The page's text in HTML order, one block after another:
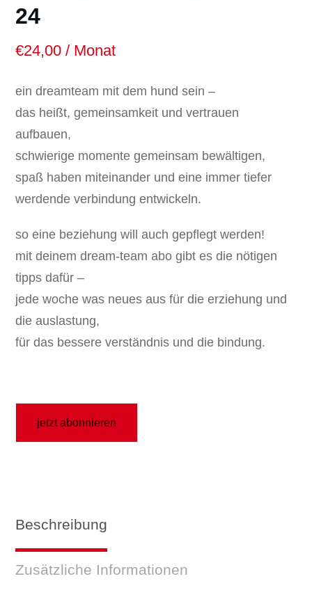
24
€24,00 / Monat
ein dreamteam mit dem hund sein –
das heißt, gemeinsamkeit und vertrauen
aufbauen,
schwierige momente gemeinsam bewältigen,
spaß haben miteinander und eine immer tiefer
werdende verbindung entwickeln.
so eine beziehung will auch gepflegt werden!
mit deinem dream-team abo gibt es die nötigen
tipps dafür –
jede woche was neues aus für die erziehung und
die auslastung,
für das bessere verständnis und die bindung.
jetzt abonnieren
Beschreibung
Zusätzliche Informationen